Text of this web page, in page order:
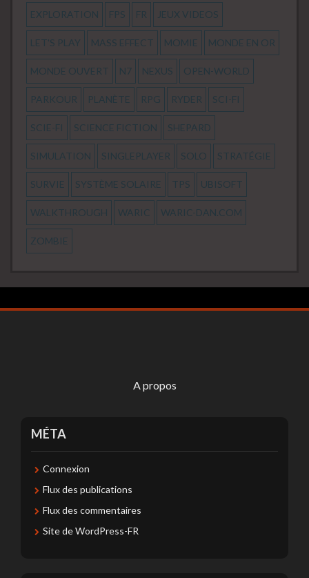
EXPLORATION FPS FR JEUX VIDEOS
LET'S PLAY MASS EFFECT MOMIE MONDE EN OR
MONDE OUVERT N7 NEXUS OPEN-WORLD
PARKOUR PLANÈTE RPG RYDER SCI-FI
SCIE-FI SCIENCE FICTION SHEPARD
SIMULATION SINGLEPLAYER SOLO STRATÉGIE
SURVIE SYSTÈME SOLAIRE TPS UBISOFT
WALKTHROUGH WARIC WARIC-DAN.COM
ZOMBIE
A propos
MÉTA
Connexion
Flux des publications
Flux des commentaires
Site de WordPress-FR